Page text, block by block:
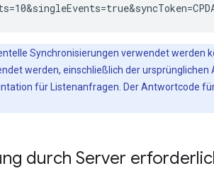
Synchronisierungen verwendet werden
werden, einschließlich der
für Listenanfragen. Der Antwortcode
durch Server